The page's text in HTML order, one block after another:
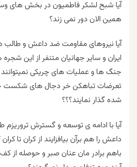
آیا شبح لشکر فاطمیون در بخش های
همین الان دور نمی زند؟
آیا نیروهای مقاومت ضد داعش و طالب
ایران و سایر جهانیان متنفر از این
جنگ ها و عملیات های چریکی نمیتوانند
تعرضات تباهکن خر دجال های شکست
شده گذار نمایند؟؟؟
آیا با ادامه ی توسعه و گسترش تروریزم
داعش را هم برآن بیافزایند از کران تا
باهم برادر مان عنان صبر و حوصله از